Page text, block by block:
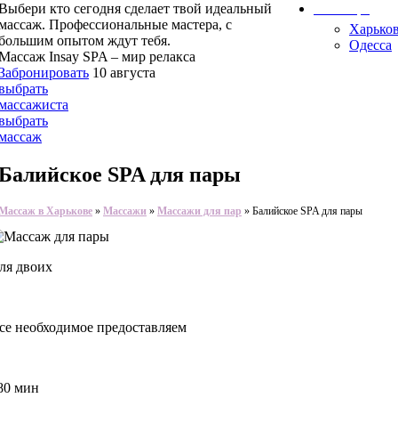
Одесса
кто сегодня сделает твой идеальный
Профессиональные мастера, с
опытом ждут тебя.
Insay SPA – мир релакса
10 августа
SPA для пары
в Харькове » Массажи » Массажи для пар » Балийское SPA для пары
двоих
необходимое предоставляем
мин